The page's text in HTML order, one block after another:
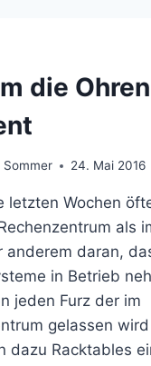
die
Sommer 24. Mai 2016
letzten Wochen
als
anderem daran,
in Betrieb
jeden Furz der im
gelassen
dazu Racktables